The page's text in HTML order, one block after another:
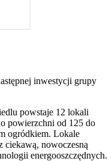
inwestycji grupy
powstaje 12 lokali
powierzchni od 125 do
ogródkiem. Lokale
ciekawą, nowoczesną
energooszczędnych.